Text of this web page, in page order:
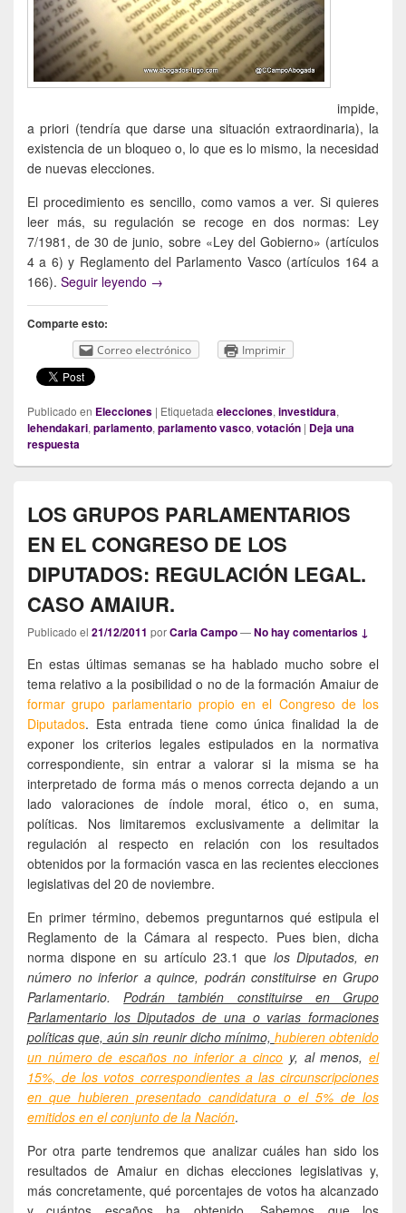
impide,
a priori (tendría que darse una situación extraordinaria), la
existencia de un bloqueo o, lo que es lo mismo, la necesidad
de nuevas elecciones.
El procedimiento es sencillo, como vamos a ver. Si quieres
leer más, su regulación se recoge en dos normas: Ley
7/1981, de 30 de junio, sobre «Ley del Gobierno» (artículos
4 a 6) y Reglamento del Parlamento Vasco (artículos 164 a
166). Seguir leyendo Cómo se designa Lehendakari: un sistema
→
Comparte esto:
Correo electrónico Imprimir
Publicado en Elecciones | Etiquetadaelecciones,investidura,
lehendakari,parlamento,parlamento vasco,votación | Deja una
respuesta
LOS GRUPOS PARLAMENTARIOS
EN EL CONGRESO DE LOS
DIPUTADOS: REGULACIÓN LEGAL.
CASO AMAIUR.
Publicado el 21/12/2011 porCarla Campo—No hay comentarios ↓
En estas últimas semanas se ha hablado mucho sobre el
tema relativo a la posibilidad o no de la formación Amaiur de
formar grupo parlamentario propio en el Congreso de los
Diputados. Esta entrada tiene como única finalidad la de
exponer los criterios legales estipulados en la normativa
correspondiente, sin entrar a valorar si la misma se ha
interpretado de forma más o menos correcta dejando a un
lado valoraciones de índole moral, ético o, en suma,
políticas. Nos limitaremos exclusivamente a delimitar la
regulación al respecto en relación con los resultados
obtenidos por la formación vasca en las recientes elecciones
legislativas del 20 de noviembre.
En primer término, debemos preguntarnos qué estipula el
Reglamento de la Cámara al respecto. Pues bien, dicha
norma dispone en su artículo 23.1 que los Diputados, en
número no inferior a quince, podrán constituirse en Grupo
Parlamentario.Podrán también constituirse en Grupo
Parlamentario los Diputados de una o varias formaciones
políticas que, aún sin reunir dicho mínimo, hubieren obtenido
un número de escaños no inferior a cinco y, al menos,el
15%, de los votos correspondientes a las circunscripciones
en que hubieren presentado candidatura o el 5% de los
emitidos en el conjunto de la Nación.
Por otra parte tendremos que analizar cuáles han sido los
resultados de Amaiur en dichas elecciones legislativas y,
más concretamente, qué porcentajes de votos ha alcanzado